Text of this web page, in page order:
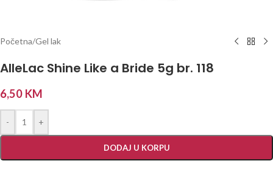
Početna/Gel lak
AlleLac Shine Like a Bride 5g br. 118
6,50 KM
- +
DODAJ U KORPU